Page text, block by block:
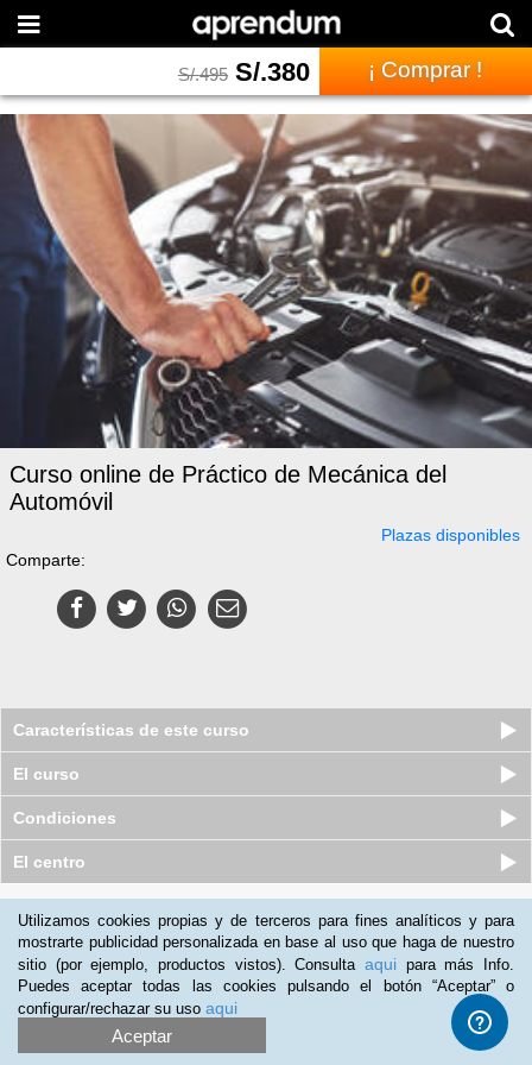
S/.495 S/.380 ¡ Comprar !
Curso online de Práctico de Mecánica del
Automóvil
Plazas disponibles
Comparte:
Características de este curso
El curso
Condiciones
El centro
Utilizamos cookies propias y de terceros para fines analíticos y para
mostrarte publicidad personalizada en base al uso que haga de nuestro
sitio (por ejemplo, productos vistos). Consulta aqui para más Info.
Puedes aceptar todas las cookies pulsando el botón “Aceptar” o
configurar/rechazar su uso aqui
Aceptar
Promociona tu negocio |Programa de Afiliación
2012-2026 Aprendum
LLámanos: